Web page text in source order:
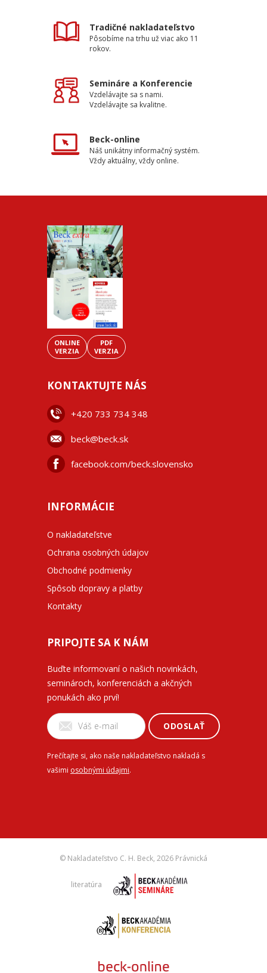
Tradičné nakladateľstvo
Pôsobíme na trhu už viac ako 11
rokov.
Semináre a Konferencie
Vzdelávajte sa s nami.
Vzdelávajte sa kvalitne.
Beck-online
Náš unikátny informačný systém.
Vždy aktuálny, vždy online.
ONLINE
VERZIA
PDF
VERZIA
KONTAKTUJTE NÁS
+420 733 734 348
beck@beck.sk
facebook.com/beck.slovensko
INFORMÁCIE
O nakladateľstve
Ochrana osobných údajov
Obchodné podmienky
Spôsob dopravy a platby
Kontakty
PRIPOJTE SA K NÁM
Buďte informovaní o našich novinkách,
seminároch, konferenciách a akčných
ponukách ako prví!
ODOSLAŤ
Prečítajte si, ako naše nakladateľstvo nakladá s
vašimi osobnými údajmi.
© Nakladateľstvo C. H. Beck, 2026 Právnická
literatúra